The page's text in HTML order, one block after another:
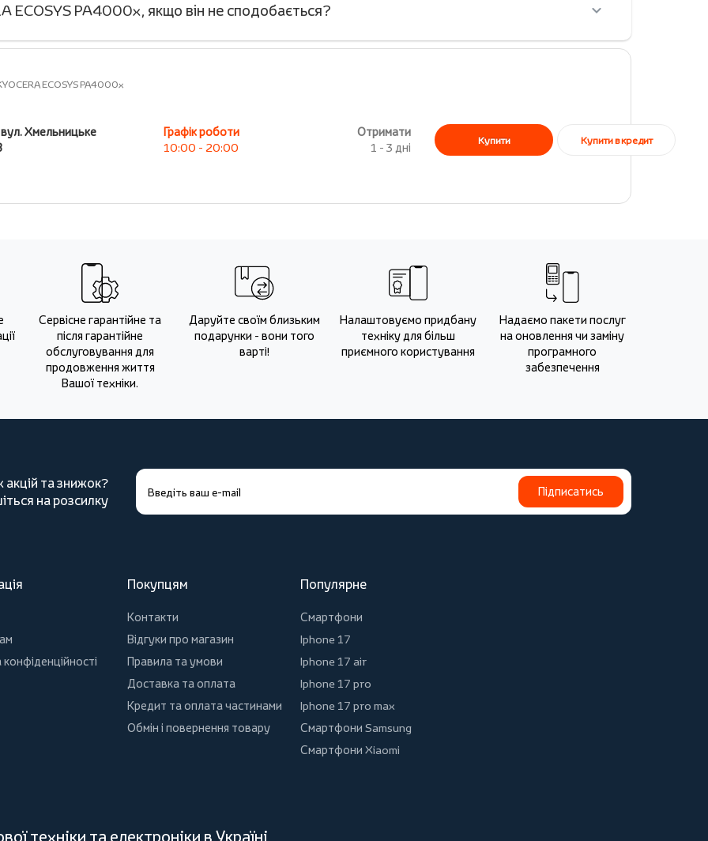
ECOSYS PA4000x, якщо він не сподобається?
ECOSYS PA4000x
вул. Хмельницьке
Графік роботи
10:00 - 20:00
Отримати
1 - 3 дні
Купити Купити в кредит
Сервісне гарантійне та
після гарантійне
обслуговування для
продовження життя
Вашої техніки.
Даруйте своїм близьким
подарунки - вони того
варті!
Налаштовуємо придбану
техніку для більш
приємного користування
Надаємо пакети послуг
на оновлення чи заміну
програмного
забезпечення
акцій та знижок?
на розсилку
Підписатись
конфіденційності
Покупцям
Контакти
Відгуки про магазин
Правила та умови
Доставка та оплата
Кредит та оплата частинами
Обмін і повернення товару
Популярне
Смартфони
Iphone 17
Iphone 17 air
Iphone 17 pro
Iphone 17 pro max
Смартфони Samsung
Смартфони Xiaomi
техніки та електроніки в Україні